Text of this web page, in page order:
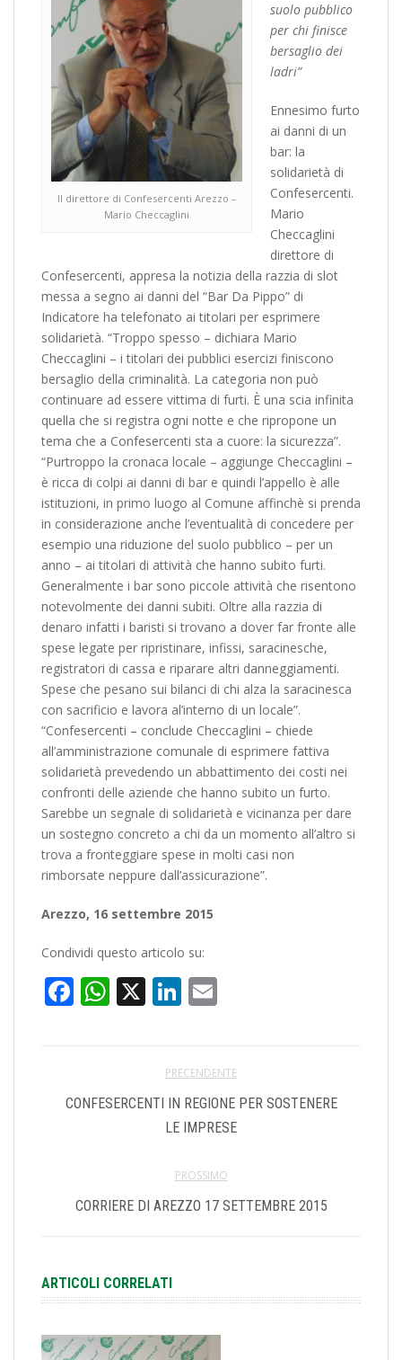
Il direttore di Confesercenti Arezzo –
Mario Checcaglini
suolo pubblico
per chi finisce
bersaglio dei
ladri”
Ennesimo furto
ai danni di un
bar: la
solidarietà di
Confesercenti.
Mario
Checcaglini
direttore di
Confesercenti, appresa la notizia della razzia di slot
messa a segno ai danni del “Bar Da Pippo” di
Indicatore ha telefonato ai titolari per esprimere
solidarietà. “Troppo spesso – dichiara Mario
Checcaglini – i titolari dei pubblici esercizi finiscono
bersaglio della criminalità. La categoria non può
continuare ad essere vittima di furti. È una scia infinita
quella che si registra ogni notte e che ripropone un
tema che a Confesercenti sta a cuore: la sicurezza”.
“Purtroppo la cronaca locale – aggiunge Checcaglini –
è ricca di colpi ai danni di bar e quindi l’appello è alle
istituzioni, in primo luogo al Comune affinchè si prenda
in considerazione anche l’eventualità di concedere per
esempio una riduzione del suolo pubblico – per un
anno – ai titolari di attività che hanno subito furti.
Generalmente i bar sono piccole attività che risentono
notevolmente dei danni subiti. Oltre alla razzia di
denaro infatti i baristi si trovano a dover far fronte alle
spese legate per ripristinare, infissi, saracinesche,
registratori di cassa e riparare altri danneggiamenti.
Spese che pesano sui bilanci di chi alza la saracinesca
con sacrificio e lavora al’interno di un locale”.
“Confesercenti – conclude Checcaglini – chiede
all’amministrazione comunale di esprimere fattiva
solidarietà prevedendo un abbattimento dei costi nei
confronti delle aziende che hanno subito un furto.
Sarebbe un segnale di solidarietà e vicinanza per dare
un sostegno concreto a chi da un momento all’altro si
trova a fronteggiare spese in molti casi non
rimborsate neppure dall’assicurazione”.
Arezzo, 16 settembre 2015
Condividi questo articolo su:
Facebook
WhatsApp
X LinkedIn
PRECENDENTE
CONFESERCENTI IN REGIONE PER SOSTENERE
LE IMPRESE
PROSSIMO
CORRIERE DI AREZZO 17 SETTEMBRE 2015
ARTICOLI CORRELATI